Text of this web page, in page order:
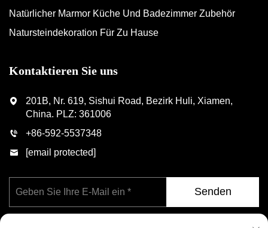
Natürlicher Marmor Küche Und Badezimmer Zubehör
Natursteindekoration Für Zu Hause
Kontaktieren Sie uns
201B, Nr. 619, Sishui Road, Bezirk Huli, Xiamen,
China. PLZ: 361006
+86-592-5537348
[email protected]
Senden